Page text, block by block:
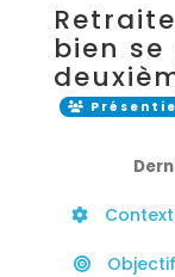
bien